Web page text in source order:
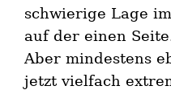
schwierige Lage
auf der einen
Aber mindestens
jetzt vielfach